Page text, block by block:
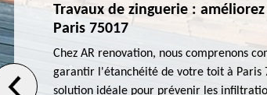
Travaux de zinguerie :
Paris 75017
Chez AR renovation, nous comprenons
garantir l'étanchéité de votre toit à Paris
solution idéale pour prévenir les